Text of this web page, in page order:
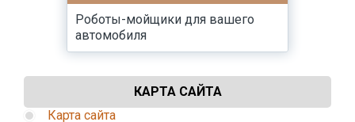
Роботы-мойщики для вашего
автомобиля
КАРТА САЙТА
Карта сайта